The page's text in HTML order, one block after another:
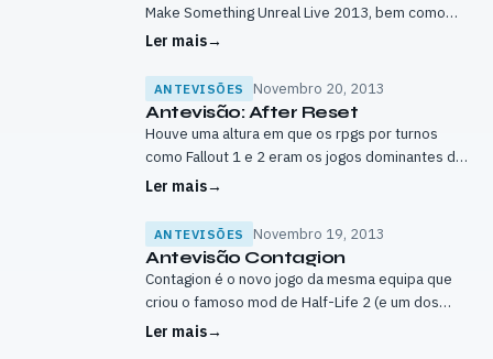
Make Something Unreal Live 2013, bem como
jogo do ano nos Swedish Game Awards 2013,
Ler mais→
ANTEVISÕES Novembro 20, 2013
Antevisão: After Reset
Houve uma altura em que os rpgs por turnos
como Fallout 1 e 2 eram os jogos dominantes do
género, e sem dúvida nenhuma que hoje em dia…
Ler mais→
ANTEVISÕES Novembro 19, 2013
Antevisão Contagion
Contagion é o novo jogo da mesma equipa que
criou o famoso mod de Half-Life 2 (e um dos
melhores) Zombie Panic Source, e obviamente
Ler mais→